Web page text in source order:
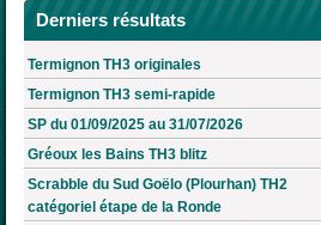
Derniers résultats
Termignon TH3 originales
Termignon TH3 semi-rapide
SP du 01/09/2025 au 31/07/2026
Gréoux les Bains TH3 blitz
Scrabble du Sud Goëlo (Plourhan) TH2
catégoriel étape de la Ronde